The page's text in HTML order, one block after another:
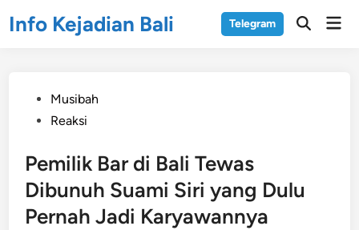
toInfo Kejadian Bali Telegram
Open
PostedMusibah
Reaksi
Pemilik Bar di Bali Tewas
Dibunuh Suami Siri yang Dulu
Pernah Jadi Karyawannya